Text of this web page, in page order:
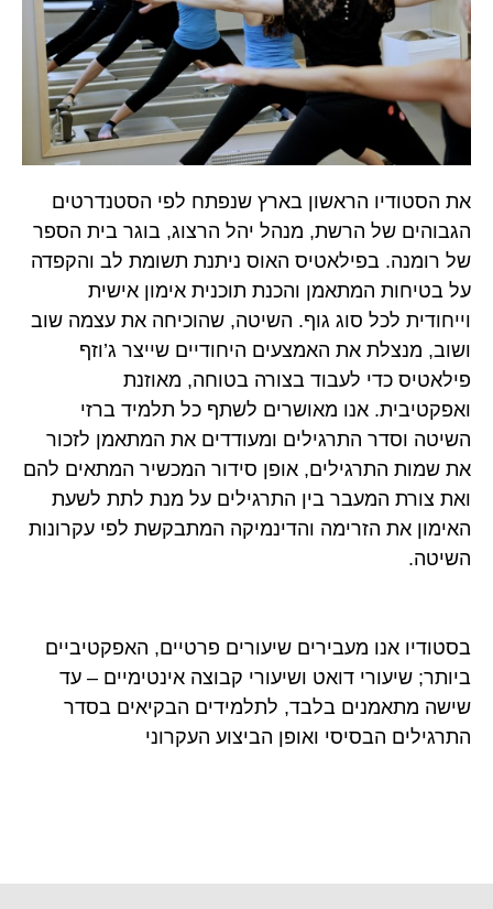
את הסטודיו הראשון בארץ שנפתח לפי הסטנדרטים
הגבוהים של הרשת, מנהל יהל הרצוג, בוגר בית הספר
של רומנה. בפילאטיס האוס ניתנת תשומת לב והקפדה
על בטיחות המתאמן והכנת תוכנית אימון אישית
וייחודית לכל סוג גוף. השיטה, שהוכיחה את עצמה שוב
ושוב, מנצלת את האמצעים היחודיים שייצר ג’וזף
פילאטיס כדי לעבוד בצורה בטוחה, מאוזנת
ואפקטיבית. אנו מאושרים לשתף כל תלמיד ברזי
השיטה וסדר התרגילים ומעודדים את המתאמן לזכור
את שמות התרגילים, אופן סידור המכשיר המתאים להם
ואת צורת המעבר בין התרגילים על מנת לתת לשעת
האימון את הזרימה והדינמיקה המתבקשת לפי עקרונות
השיטה.
בסטודיו אנו מעבירים שיעורים פרטיים, האפקטיביים
ביותר; שיעורי דואט ושיעורי קבוצה אינטימיים – עד
שישה מתאמנים בלבד, לתלמידים הבקיאים בסדר
התרגילים הבסיסי ואופן הביצוע העקרוני